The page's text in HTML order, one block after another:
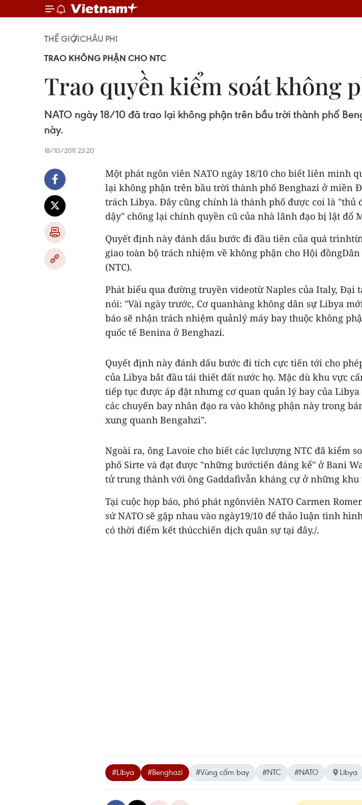
THẾ GIỚICHÂU PHI
TRAO KHÔNG PHẬN CHO NTC
Trao quyền kiểm soát không
NATO ngày 18/10 đã trao lại không phận trên bầu trời thành phố
này.
18/10/2011 23:20
Một phát ngôn viên NATO ngày 18/10 cho biết liên minh
lại không phận trên bầu trời thành phố Benghazi ở miền
trách Libya. Đây cũng chính là thành phố được coi là "thủ
dậy" chống lại chính quyền cũ của nhà lãnh đạo bị lật đổ
Quyết định này đánh dấu bước đi đầu tiên của quá
giao toàn bộ trách nhiệm về không phận cho Hội
(NTC).
Phát biểu qua đường truyền videotừ Naples của Italy, Đại
nói: "Vài ngày trước, Cơ quanhàng không dân sự Libya
báo sẽ nhận trách nhiệm quảnlý máy bay thuộc không
quốc tế Benina ở Benghazi.
Quyết định này đánh dấu bước đi tích cực tiến tới cho
của Libya bắt đầu tái thiết đất nước họ. Mặc dù khu vực
tiếp tục được áp đặt nhưng cơ quan quản lý bay của
các chuyến bay nhân đạo ra vào không phận này trong
xung quanh Bengahzi".
Ngoài ra, ông Lavoie cho biết các lựclượng NTC đã kiểm
phố Sirte và đạt được "những bướctiến đáng kể" ở Bani
tử trung thành với ông Gaddafivẫn kháng cự ở những khu
Tại cuộc họp báo, phó phát ngônviên NATO Carmen
sứ NATO sẽ gặp nhau vào ngày19/10 để thảo luận tình
có thời điểm kết thúcchiến dịch quân sự tại đây./.
#Libya #Benghazi #Vùng cấm bay #NTC #NATO Libya